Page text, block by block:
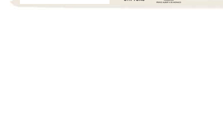
16 h 00 min